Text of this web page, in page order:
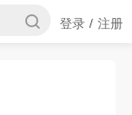
登录 / 注册